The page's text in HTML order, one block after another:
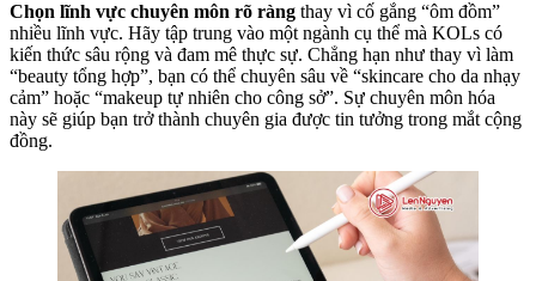
Chọn lĩnh vực chuyên môn rõ ràng thay vì cố gắng “ôm đồm”
nhiều lĩnh vực. Hãy tập trung vào một ngành cụ thể mà KOLs có
kiến thức sâu rộng và đam mê thực sự. Chẳng hạn như thay vì làm
“beauty tổng hợp”, bạn có thể chuyên sâu về “skincare cho da nhạy
cảm” hoặc “makeup tự nhiên cho công sở”. Sự chuyên môn hóa
này sẽ giúp bạn trở thành chuyên gia được tin tưởng trong mắt cộng
đồng.